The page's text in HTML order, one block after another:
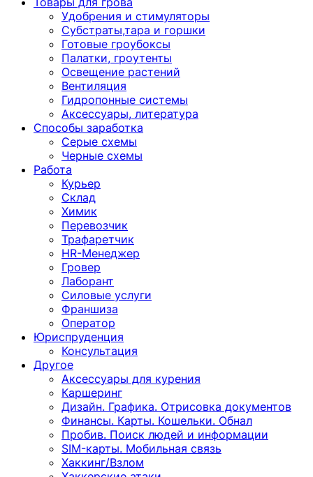
Удобрения и стимуляторы
Субстраты,тара и горшки
Готовые гроубоксы
Палатки, гроутенты
Освещение растений
Вентиляция
Гидропонные системы
Аксессуары, литература
Способы заработка
Серые схемы
Черные схемы
Работа
Курьер
Склад
Химик
Перевозчик
Трафаретчик
HR-Менеджер
Гровер
Лаборант
Силовые услуги
Франшиза
Оператор
Юриспруденция
Консультация
Другoе
Аксессуары для курения
Каршеринг
Дизайн. Графика. Отрисовка документов
Финансы. Карты. Кошельки. Обнал
Пробив. Поиск людей и информации
SIM-карты. Мобильная связь
Хаккинг/Взлом